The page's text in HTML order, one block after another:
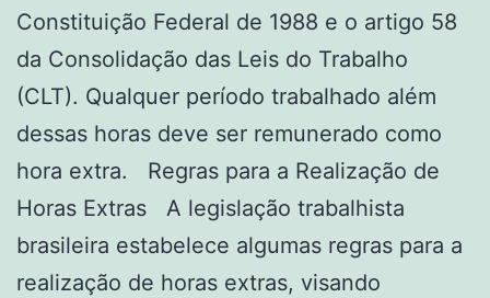
Constituição Federal de 1988 e o artigo 58
da Consolidação das Leis do Trabalho
(CLT). Qualquer período trabalhado além
dessas horas deve ser remunerado como
hora extra. Regras para a Realização de
Horas Extras A legislação trabalhista
brasileira estabelece algumas regras para a
realização de horas extras, visando